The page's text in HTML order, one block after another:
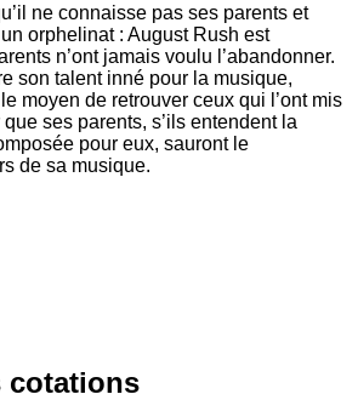
ne connaisse pas ses parents et
orphelinat : August Rush est
n’ont jamais voulu l’abandonner.
son talent inné pour la musique,
moyen de retrouver ceux qui l’ont mis
ses parents, s’ils entendent la
pour eux, sauront le
de sa musique.
cotations